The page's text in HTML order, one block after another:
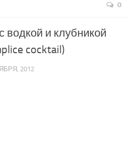
0
водкой и клубникой
cocktail)
2012